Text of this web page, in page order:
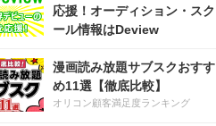
応援！オーディション・スク
ール情報はDeview
漫画読み放題サブスクおすす
め11選【徹底比較】
オリコン顧客満足度ランキング